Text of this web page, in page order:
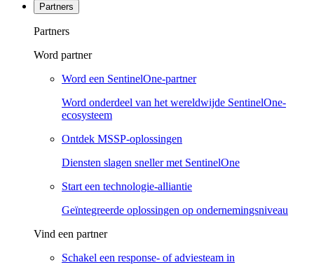
Partners
Partners
Word partner
Word een SentinelOne-partner
Word onderdeel van het wereldwijde SentinelOne-
ecosysteem
Ontdek MSSP-oplossingen
Diensten slagen sneller met SentinelOne
Start een technologie-alliantie
Geïntegreerde oplossingen op ondernemingsniveau
Vind een partner
Schakel een response- of adviesteam in